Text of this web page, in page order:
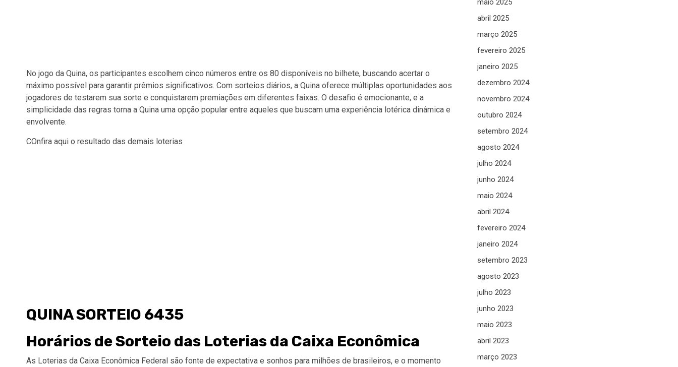
No jogo da Quina, os participantes escolhem cinco números entre os 80 disponíveis no bilhete, buscando acertar o
máximo possível para garantir prêmios significativos. Com sorteios diários, a Quina oferece múltiplas oportunidades aos
jogadores de testarem sua sorte e conquistarem premiações em diferentes faixas. O desafio é emocionante, e a
simplicidade das regras torna a Quina uma opção popular entre aqueles que buscam uma experiência lotérica dinâmica e
envolvente.
COnfira aqui o resultado das demais loterias
QUINA SORTEIO 6435
Horários de Sorteio das Loterias da Caixa Econômica
As Loterias da Caixa Econômica Federal são fonte de expectativa e sonhos para milhões de brasileiros, e o momento
maio 2025
abril 2025
março 2025
fevereiro 2025
janeiro 2025
dezembro 2024
novembro 2024
outubro 2024
setembro 2024
agosto 2024
julho 2024
junho 2024
maio 2024
abril 2024
fevereiro 2024
janeiro 2024
setembro 2023
agosto 2023
julho 2023
junho 2023
maio 2023
abril 2023
março 2023